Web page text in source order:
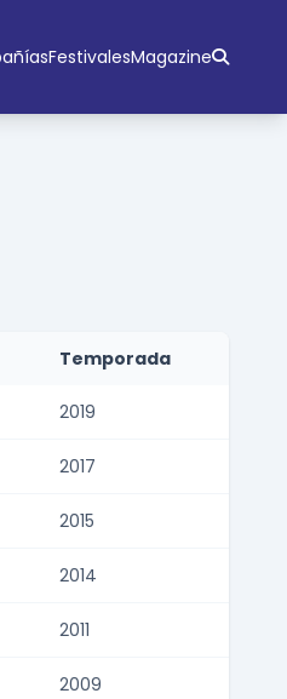
FestivalesMagazine
Temporada
2019
2017
2015
2014
2011
2009